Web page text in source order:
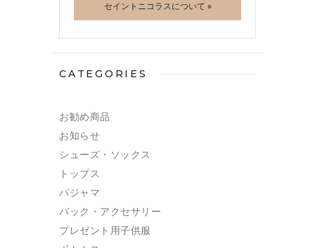
セイントニコラスについて »
CATEGORIES
お勧め商品
お知らせ
シューズ・ソックス
トップス
パジャマ
バック・アクセサリー
プレゼント用子供服